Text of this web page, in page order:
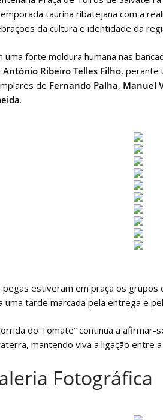
taurina ribatejana com a
da cultura e identidade da
uma forte moldura humana nas
António Ribeiro Telles Filho, perante
de Fernando Palha, Manuel
.
pegas estiveram em praça os grupos
uma tarde marcada pela entrega e
do Tomate” continua a
mantendo viva a ligação entre
Fotográfica